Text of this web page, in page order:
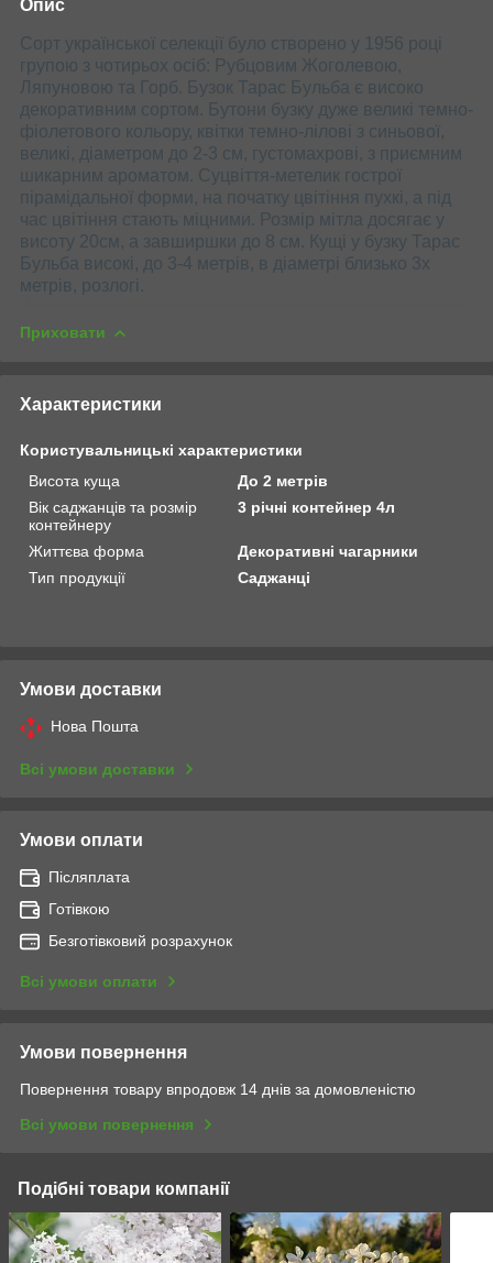
Опис
Сорт української селекції було створено у 1956 році
групою з чотирьох осіб: Рубцовим Жоголевою,
Ляпуновою та Горб. Бузок Тарас Бульба є високо
декоративним сортом. Бутони бузку дуже великі темно-
фіолетового кольору, квітки темно-лілові з синьової,
великі, діаметром до 2-3 см, густомахрові, з приємним
шикарним ароматом. Суцвіття-метелик гострої
пірамідальної форми, на початку цвітіння пухкі, а під
час цвітіння стають міцними. Розмір мітла досягає у
висоту 20см, а завширшки до 8 см. Кущі у бузку Тарас
Бульба високі, до 3-4 метрів, в діаметрі близько 3х
метрів, розлогі.
Приховати
Характеристики
Користувальницькі характеристики
Висота куща
До 2 метрів
Вік саджанців та розмір
контейнеру
3 річні контейнер 4л
Життєва форма
Декоративні чагарники
Тип продукції
Саджанці
Умови доставки
Нова Пошта
Всі умови доставки
Умови оплати
Післяплата
Готівкою
Безготівковий розрахунок
Всі умови оплати
Умови повернення
Повернення товару впродовж 14 днів за домовленістю
Всі умови повернення
Подібні товари компанії